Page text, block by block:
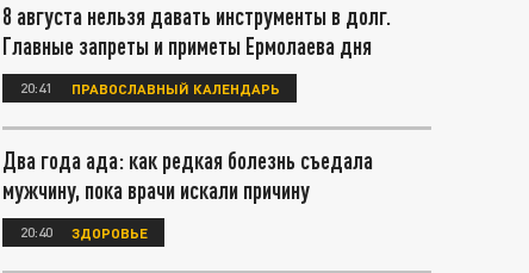
8 августа нельзя давать инструменты в долг.
Главные запреты и приметы Ермолаева дня
20:41 ПРАВОСЛАВНЫЙ КАЛЕНДАРЬ
Два года ада: как редкая болезнь съедала
мужчину, пока врачи искали причину
20:40 ЗДОРОВЬЕ